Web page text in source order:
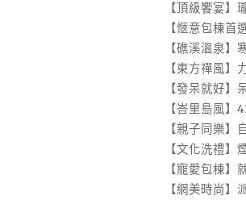
【頂級饗宴】
【愜意包棟
【礁溪溫泉】
【東方禪風】
【發呆就好】
【峇里島風】
【親子同樂】
【文化洗禮】
【寵愛包棟】
【網美時尚】